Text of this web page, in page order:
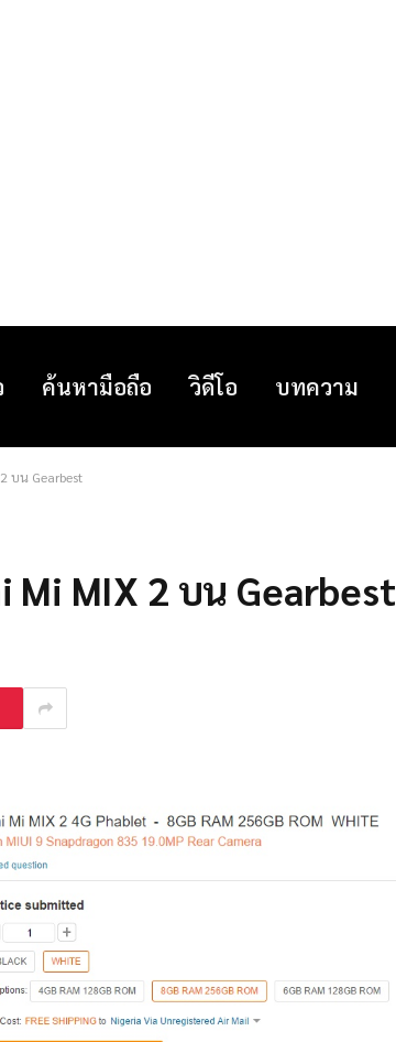
ค้นหามือถือ วิดีโอ บทความ
บน Gearbest
MIX 2 บน Gearbest